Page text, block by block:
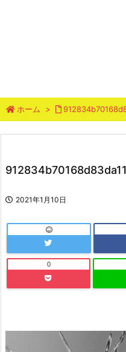
ホーム >
2021年1月10日
0